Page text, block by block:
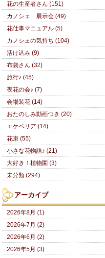
花の生産者さん (151)
カノシェ 展示会 (49)
花仕事マニュアル (5)
カノシェの気持ち (104)
活け込み (9)
布袋さん (32)
旅行♪ (45)
夜花の会♪ (7)
会場装花 (14)
おたのしみ動画つき (20)
エケベリア (14)
花束 (55)
小さな花物語♪ (21)
大好き！植物園 (3)
未分類 (294)
アーカイブ
2026年8月 (1)
2026年7月 (2)
2026年6月 (2)
2026年5月 (3)